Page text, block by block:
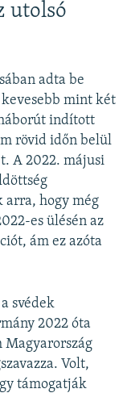
utolsó
adta be
mint két
indított
rövid időn belül
A 2022. májusi
hogy még
es ülésén az
ám ez azóta
svédek
2022 óta
Volt,
támogatják